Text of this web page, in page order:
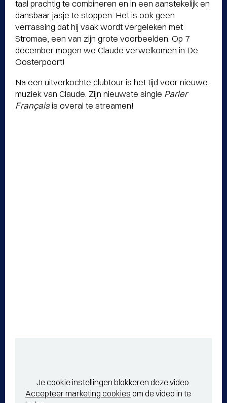
taal prachtig te combineren en in een aanstekelijk en
dansbaar jasje te stoppen. Het is ook geen
verrassing dat hij vaak wordt vergeleken met
Stromae, een van zijn grote voorbeelden. Op 7
december mogen we Claude verwelkomen in De
Oosterpoort!
Na een uitverkochte clubtour is het tijd voor nieuwe
muziek van Claude. Zijn nieuwste single Parler
Françaisis overal te streamen!
Je cookie instellingen blokkeren deze video.
Accepteer marketing cookies om de video in te